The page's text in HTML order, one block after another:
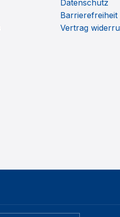
Datenschutz
Barrierefreiheit
Vertrag